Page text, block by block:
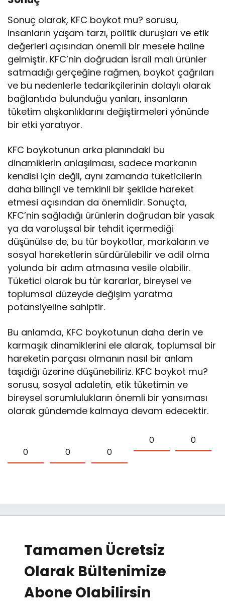
Sonuç olarak, KFC boykot mu? sorusu,
insanların yaşam tarzı, politik duruşları ve etik
değerleri açısından önemli bir mesele haline
gelmiştir. KFC’nin doğrudan İsrail malı ürünler
satmadığı gerçeğine rağmen, boykot çağrıları
ve bu nedenlerle tedarikçilerinin dolaylı olarak
bağlantıda bulunduğu yanları, insanların
tüketim alışkanlıklarını değiştirmeleri yönünde
bir etki yaratıyor.
KFC boykotunun arka planındaki bu
dinamiklerin anlaşılması, sadece markanın
kendisi için değil, aynı zamanda tüketicilerin
daha bilinçli ve temkinli bir şekilde hareket
etmesi açısından da önemlidir. Sonuçta,
KFC’nin sağladığı ürünlerin doğrudan bir yasak
ya da varoluşsal bir tehdit içermediği
düşünülse de, bu tür boykotlar, markaların ve
sosyal hareketlerin sürdürülebilir ve adil olma
yolunda bir adım atmasına vesile olabilir.
Tüketici olarak bu tür kararlar, bireysel ve
toplumsal düzeyde değişim yaratma
potansiyeline sahiptir.
Bu anlamda, KFC boykotunun daha derin ve
karmaşık dinamiklerini ele alarak, toplumsal bir
hareketin parçası olmanın nasıl bir anlam
taşıdığı üzerine düşünebiliriz. KFC boykot mu?
sorusu, sosyal adaletin, etik tüketimin ve
bireysel sorumlulukların önemli bir yansıması
olarak gündemde kalmaya devam edecektir.
0 0 0
0 0
Tamamen Ücretsiz
Olarak Bültenimize
Abone Olabilirsin